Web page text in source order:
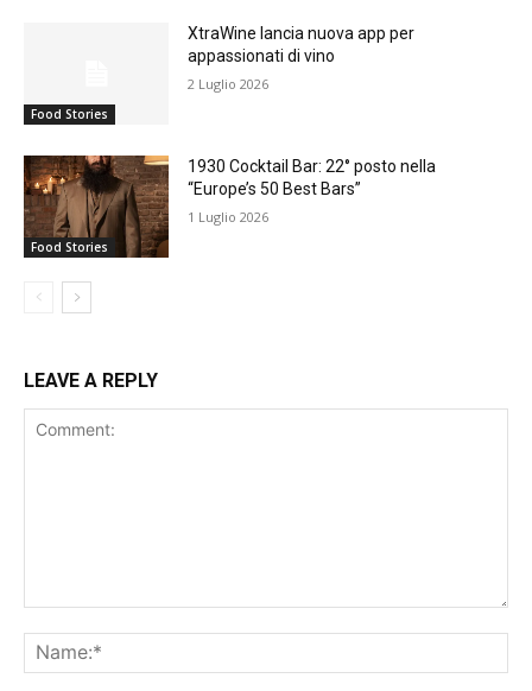
Food Stories
XtraWine lancia nuova app per
appassionati di vino
2 Luglio 2026
Food Stories
1930 Cocktail Bar: 22° posto nella
“Europe’s 50 Best Bars”
1 Luglio 2026
LEAVE A REPLY